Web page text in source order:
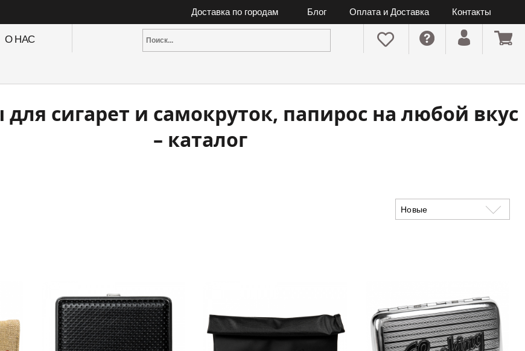
Доставка по городам Блог Оплата и Доставка Контакты
О НАС
для сигарет и самокруток, папирос на любой вкус
– каталог